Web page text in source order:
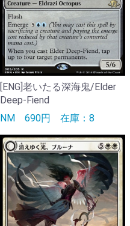
[ENG]老いたる深海鬼/Elder
Deep-Fiend
NM 690円 在庫：8